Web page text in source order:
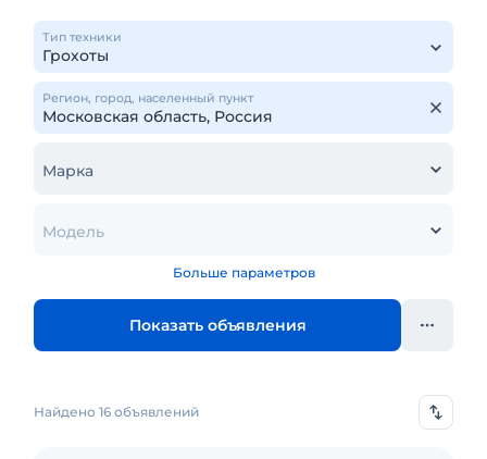
Тип техники
Регион, город, населенный пункт
Марка
Модель
Больше параметров
Показать объявления
Найдено 16 объявлений